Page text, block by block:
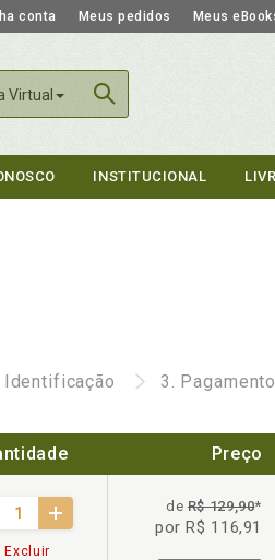
conta Meus pedidos Meus
Virtual
INSTITUCIONAL
Identificação 3. Pagamento
Preço
Excluir
deR$ 129,90*
por R$ 116,91